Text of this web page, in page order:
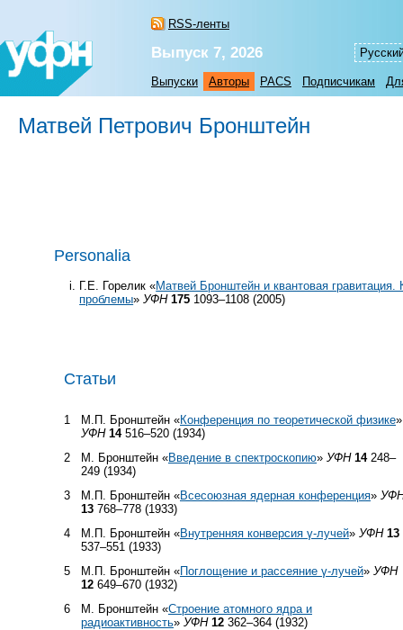
RSS-ленты
Выпуск 7, 2026
Выпуски Авторы PACS Подписчикам
Матвей Петрович Бронштейн
Personalia
Г.Е. Горелик «Матвей Бронштейн и квантовая гравитация.
проблемы»УФН 175 1093–1108 (2005)
Статьи
1 М.П. Бронштейн «Конференция по теоретической физике»
УФН 14516–520 (1934)
2
М. Бронштейн «Введение в спектроскопию» УФН 14248–
249 (1934)
3
М.П. Бронштейн «Всесоюзная ядерная конференция»
13 768–778 (1933)
4
М.П. Бронштейн «Внутренняя конверсия γ-лучей» УФН 13
537–551 (1933)
5
М.П. Бронштейн «Поглощение и рассеяние γ-лучей» УФН
12 649–670 (1932)
6
М. Бронштейн «Строение атомного ядра и
радиоактивность» УФН 12 362–364 (1932)